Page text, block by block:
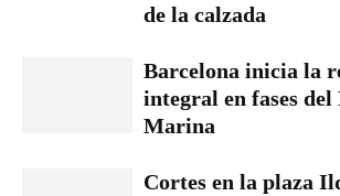
de la calzada
Barcelona inicia la
integral en fases del
Marina
Cortes en la plaza